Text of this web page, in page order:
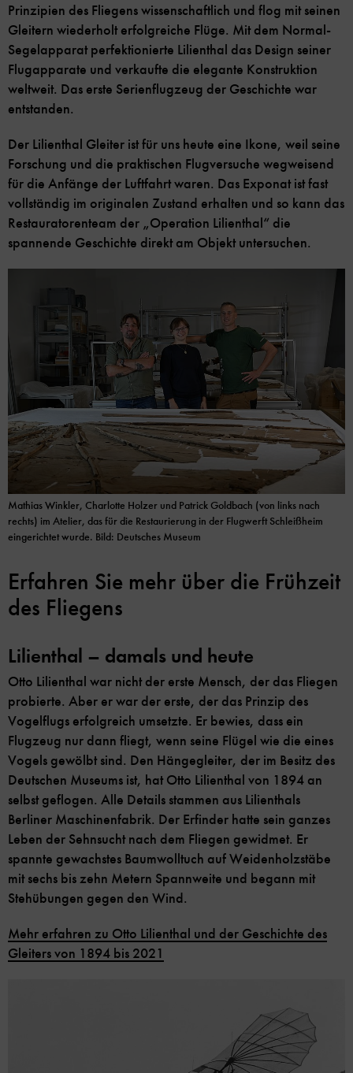
Mathias Winkler, Charlotte Holzer und Patrick Goldbach (von links nach
rechts) im Atelier, das für die Restaurierung in der Flugwerft Schleißheim
eingerichtet wurde. Bild: Deutsches Museum
Prinzipien des Fliegens wissenschaftlich und flog mit seinen
Gleitern wiederholt erfolgreiche Flüge. Mit dem Normal-
Segelapparat perfektionierte Lilienthal das Design seiner
Flugapparate und verkaufte die elegante Konstruktion
weltweit. Das erste Serienflugzeug der Geschichte war
entstanden.
Der Lilienthal Gleiter ist für uns heute eine Ikone, weil seine
Forschung und die praktischen Flugversuche wegweisend
für die Anfänge der Luftfahrt waren. Das Exponat ist fast
vollständig im originalen Zustand erhalten und so kann das
Restauratorenteam der „Operation Lilienthal“ die
spannende Geschichte direkt am Objekt untersuchen.
Erfahren Sie mehr über die Frühzeit
des Fliegens
Lilienthal – damals und heute
Otto Lilienthal war nicht der erste Mensch, der das Fliegen
probierte. Aber er war der erste, der das Prinzip des
Vogelflugs erfolgreich umsetzte. Er bewies, dass ein
Flugzeug nur dann fliegt, wenn seine Flügel wie die eines
Vogels gewölbt sind. Den Hängegleiter, der im Besitz des
Deutschen Museums ist, hat Otto Lilienthal von 1894 an
selbst geflogen. Alle Details stammen aus Lilienthals
Berliner Maschinenfabrik. Der Erfinder hatte sein ganzes
Leben der Sehnsucht nach dem Fliegen gewidmet. Er
spannte gewachstes Baumwolltuch auf Weidenholzstäbe
mit sechs bis zehn Metern Spannweite und begann mit
Stehübungen gegen den Wind.
Mehr erfahren zu Otto Lilienthal und der Geschichte des
Gleiters von 1894 bis 2021